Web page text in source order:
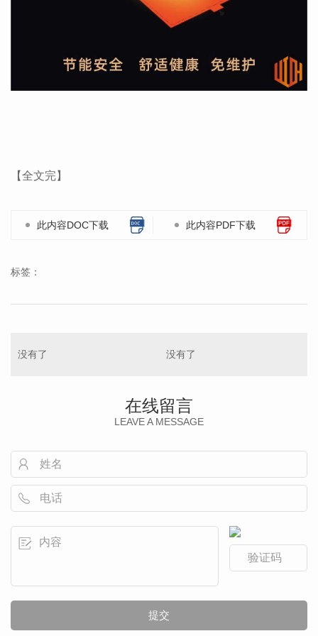
【全文完】
此内容DOC下载 此内容PDF下载
标签：
没有了 没有了
在线留言
LEAVE A MESSAGE